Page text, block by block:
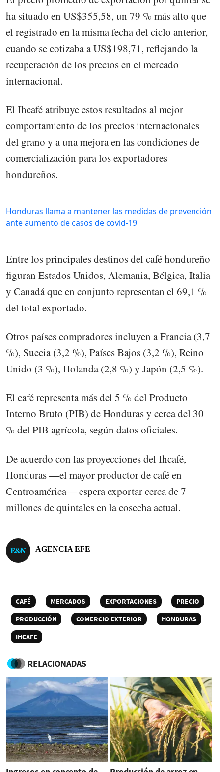
ha situado en US$355,58, un 79 % más alto que
el registrado en la misma fecha del ciclo anterior,
cuando se cotizaba a US$198,71, reflejando la
recuperación de los precios en el mercado
internacional.
El Ihcafé atribuye estos resultados al mejor
comportamiento de los precios internacionales
del grano y a una mejora en las condiciones de
comercialización para los exportadores
hondureños.
Honduras llama a mantener las medidas de prevención
ante aumento de casos de covid-19
Entre los principales destinos del café hondureño
figuran Estados Unidos, Alemania, Bélgica, Italia
y Canadá que en conjunto representan el 69,1 %
del total exportado.
Otros países compradores incluyen a Francia (3,7
%), Suecia (3,2 %), Países Bajos (3,2 %), Reino
Unido (3 %), Holanda (2,8 %) y Japón (2,5 %).
El café representa más del 5 % del Producto
Interno Bruto (PIB) de Honduras y cerca del 30
% del PIB agrícola, según datos oficiales.
De acuerdo con las proyecciones del Ihcafé,
Honduras —el mayor productor de café en
Centroamérica— espera exportar cerca de 7
millones de quintales en la cosecha actual.
AGENCIA EFE
CAFÉ MERCADOS EXPORTACIONES
PRECIO
PRODUCCIÓN
COMERCIO EXTERIOR
HONDURAS
IHCAFE
RELACIONADAS